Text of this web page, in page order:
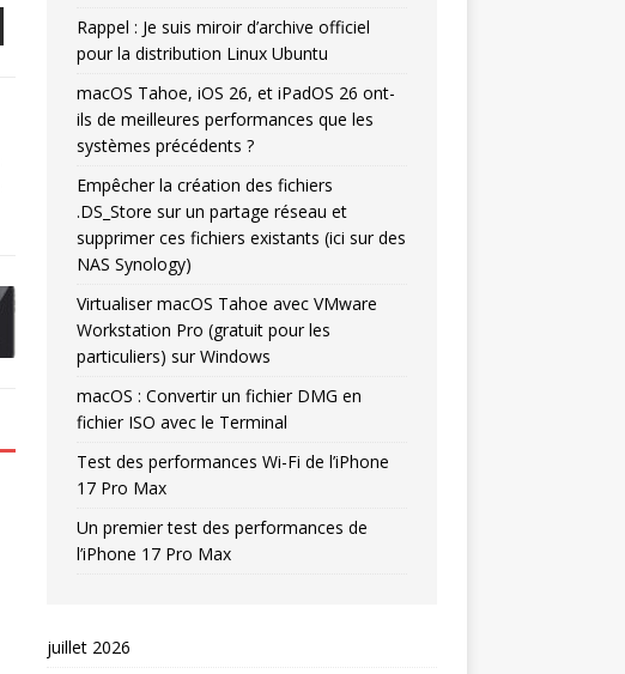
Rappel : Je suis miroir d’archive officiel
pour la distribution Linux Ubuntu
macOS Tahoe, iOS 26, et iPadOS 26 ont-
ils de meilleures performances que les
systèmes précédents ?
Empêcher la création des fichiers
.DS_Store sur un partage réseau et
supprimer ces fichiers existants (ici sur des
NAS Synology)
Virtualiser macOS Tahoe avec VMware
Workstation Pro (gratuit pour les
particuliers) sur Windows
macOS : Convertir un fichier DMG en
fichier ISO avec le Terminal
Test des performances Wi-Fi de l’iPhone
17 Pro Max
Un premier test des performances de
l’iPhone 17 Pro Max
juillet 2026